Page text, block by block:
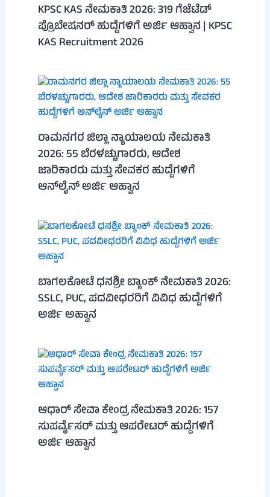
KPSC KAS ನೇಮಕಾತಿ 2026: 319 ಗೆಜೆಟೆಡ್
ಪ್ರೊಬೇಷನರ್ ಹುದ್ದೆಗಳಿಗೆ ಅರ್ಜಿ ಆಹ್ವಾನ | KPSC
KAS Recruitment 2026
ರಾಮನಗರ ಜಿಲ್ಲಾ ನ್ಯಾಯಾಲಯ ನೇಮಕಾತಿ
2026: 55 ಬೆರಳಚ್ಚುಗಾರರು, ಆದೇಶ
ಜಾರಿಕಾರರು ಮತ್ತು ಸೇವಕರ ಹುದ್ದೆಗಳಿಗೆ
ಆನ್‌ಲೈನ್ ಅರ್ಜಿ ಆಹ್ವಾನ
ಬಾಗಲಕೋಟೆ ಧನಶ್ರೀ ಬ್ಯಾಂಕ್ ನೇಮಕಾತಿ 2026:
SSLC, PUC, ಪದವೀಧರರಿಗೆ ವಿವಿಧ ಹುದ್ದೆಗಳಿಗೆ
ಅರ್ಜಿ ಅಹ್ವಾನ
ಆಧಾರ್ ಸೇವಾ ಕೇಂದ್ರ ನೇಮಕಾತಿ 2026: 157
ಸುಪರ್ವೈಸರ್ ಮತ್ತು ಆಪರೇಟರ್ ಹುದ್ದೆಗಳಿಗೆ
ಅರ್ಜಿ ಆಹ್ವಾನ